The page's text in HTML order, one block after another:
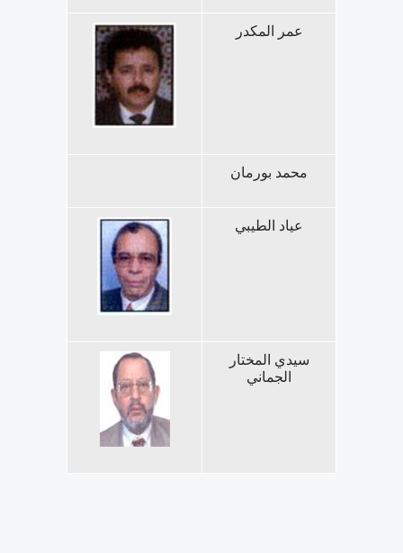
عمر المكدر
محمد بورمان
عياد الطيبي
سيدي المختار
الجماني